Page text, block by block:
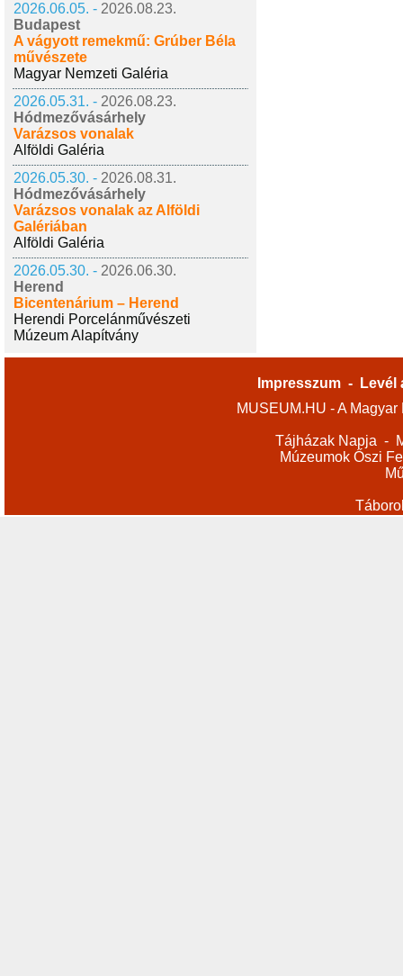
2026.06.05. - 2026.08.23.
Budapest
A vágyott remekmű: Grúber Béla
művészete
Magyar Nemzeti Galéria
2026.05.31. - 2026.08.23.
Hódmezővásárhely
Varázsos vonalak
Alföldi Galéria
2026.05.30. - 2026.08.31.
Hódmezővásárhely
Varázsos vonalak az Alföldi
Galériában
Alföldi Galéria
2026.05.30. - 2026.06.30.
Herend
Bicentenárium – Herend
Herendi Porcelánművészeti
Múzeum Alapítvány
Impresszum -
Levél
MUSEUM.HU - A
Tájházak Napja -
Múzeumok Őszi